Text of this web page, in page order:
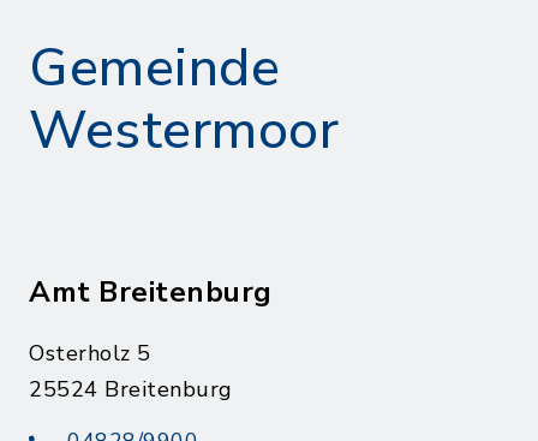
Gemeinde
Westermoor
Amt Breitenburg
Osterholz 5
25524 Breitenburg